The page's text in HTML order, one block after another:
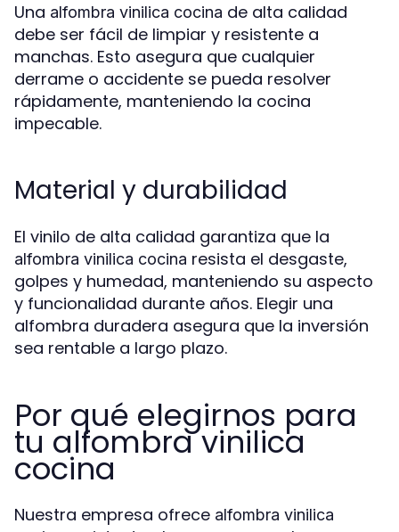
Una alfombra vinilica cocina de alta calidad
debe ser fácil de limpiar y resistente a
manchas. Esto asegura que cualquier
derrame o accidente se pueda resolver
rápidamente, manteniendo la cocina
impecable.
Material y durabilidad
El vinilo de alta calidad garantiza que la
alfombra vinilica cocina resista el desgaste,
golpes y humedad, manteniendo su aspecto
y funcionalidad durante años. Elegir una
alfombra duradera asegura que la inversión
sea rentable a largo plazo.
Por qué elegirnos para
tu alfombra vinilica
cocina
Nuestra empresa ofrece alfombra vinilica